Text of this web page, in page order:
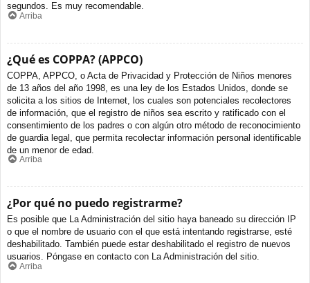
segundos. Es muy recomendable.
Arriba
¿Qué es COPPA? (APPCO)
COPPA, APPCO, o Acta de Privacidad y Protección de Niños menores
de 13 años del año 1998, es una ley de los Estados Unidos, donde se
solicita a los sitios de Internet, los cuales son potenciales recolectores
de información, que el registro de niños sea escrito y ratificado con el
consentimiento de los padres o con algún otro método de reconocimiento
de guardia legal, que permita recolectar información personal identificable
de un menor de edad.
Arriba
¿Por qué no puedo registrarme?
Es posible que La Administración del sitio haya baneado su dirección IP
o que el nombre de usuario con el que está intentando registrarse, esté
deshabilitado. También puede estar deshabilitado el registro de nuevos
usuarios. Póngase en contacto con La Administración del sitio.
Arriba